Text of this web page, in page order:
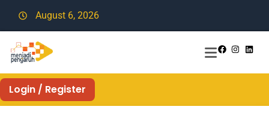
August 6, 2026
Login / Register